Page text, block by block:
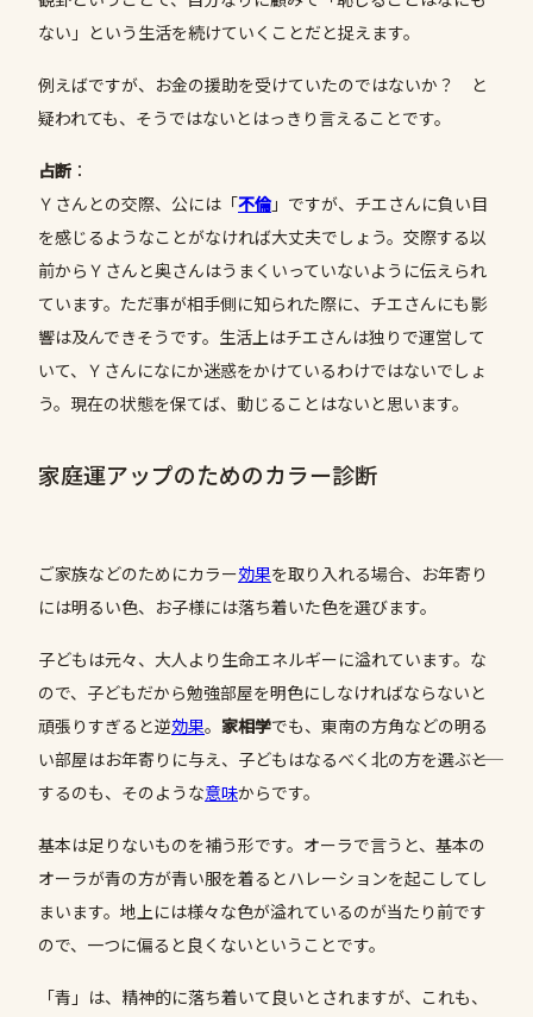
ない」という生活を続けていくことだと捉えます。
例えばですが、お金の援助を受けていたのではないか？ と
疑われても、そうではないとはっきり言えることです。
占断 ：
Ｙさんとの交際、公には「不倫 」ですが、チエさんに負い目
を感じるようなことがなければ大丈夫でしょう。交際する以
前からＹさんと奥さんはうまくいっていないように伝えられ
ています。ただ事が相手側に知られた際に、チエさんにも影
響は及んできそうです。生活上はチエさんは独りで運営して
いて、Ｙさんになにか迷惑をかけているわけではないでしょ
う。現在の状態を保てば、動じることはないと思います。
家庭運アップのためのカラー診断
ご家族などのためにカラー効果を取り入れる場合、お年寄り
には明るい色、お子様には落ち着いた色を選びます。
子どもは元々、大人より生命エネルギーに溢れています。な
ので、子どもだから勉強部屋を明色にしなければならないと
頑張りすぎると逆効果。 家相学でも、東南の方角などの明る
い部屋はお年寄りに与え、子どもはなるべく北の方を選ぶ――と
するのも、そのような意味からです。
基本は足りないものを補う形です。オーラで言うと、基本の
オーラが青の方が青い服を着るとハレーションを起こしてし
まいます。地上には様々な色が溢れているのが当たり前です
ので、一つに偏ると良くないということです。
「青」は、精神的に落ち着いて良いとされますが、これも、